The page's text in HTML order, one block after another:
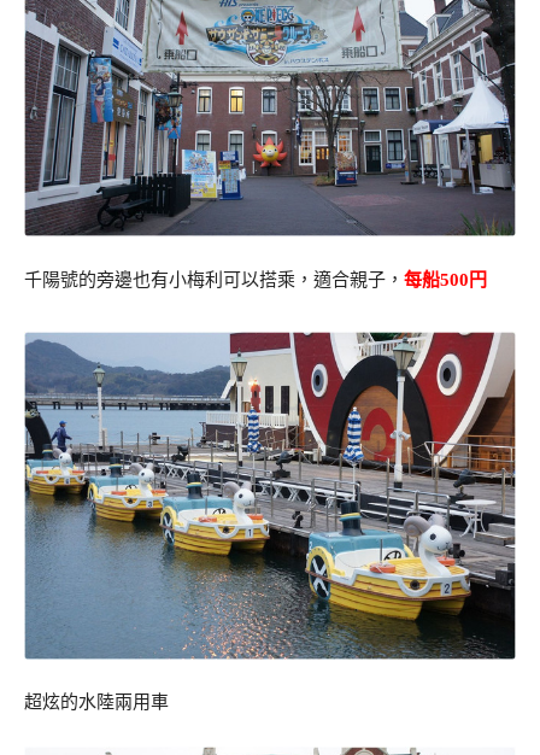
千陽號的旁邊也有小梅利可以搭乘，適合親子， 每船500円
超炫的水陸兩用車